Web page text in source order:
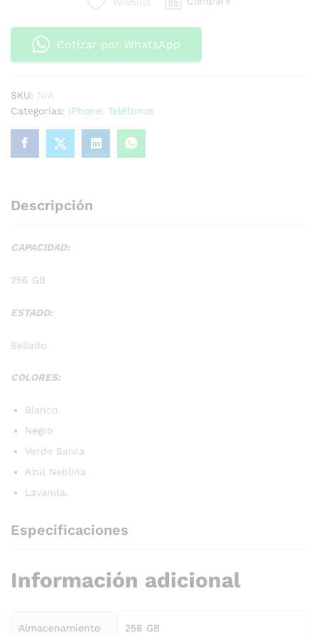
Cotizar por WhatsApp
SKU: N/A
Categorías: iPhone Teléfonos
Descripción
CAPACIDAD:
256 GB
ESTADO:
Sellado
COLORES:
Blanco
Negro
Verde Salvia
Azul Neblina
Lavanda.
Especificaciones
Información adicional
Almacenamiento 256 GB